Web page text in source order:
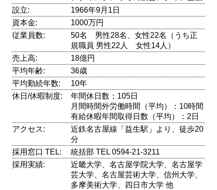
設立:
1966年9月1日
資本金:
1000万円
従業員数:
50名 男性28名、女性22名（うち正
規職員 男性22人 女性14人）
売上高:
18億円
平均年齢:
36歳
平均勤続年数:
10年
休日/休暇制度:
年間休日数：105日
月間時間外労働時間（平均）：10時間
有給休暇年間取得日数（平均）：2日
アクセス:
近鉄名古屋線「益生駅」より、徒歩20
分
採用窓口 TEL:
統括部 TEL 0594-21-3211
採用実績:
近畿大学、名古屋学院大学、名古屋学
芸大学、名古屋芸術大学、信州大学、
多摩美術大学、四日市大学 他